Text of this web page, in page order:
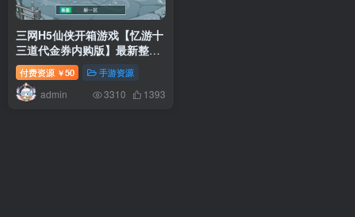
三网H5仙侠开箱游戏【忆游十
三道代金券内购版】最新整理
Linux手工服务端+懒人助手
+管理后台+安卓客户端+CDK
授权后台+搭建教程+游戏源码
付费资源 ￥50 手游资源
admin 3310 1393